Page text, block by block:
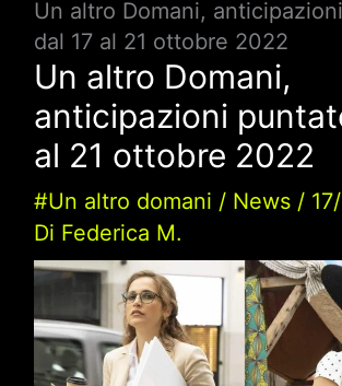
Un altro Domani,
dal 17 al 21 ottobre 2022
Un altro Domani,
anticipazioni
al 21 ottobre 2022
#Un altro domani / News/
Di Federica M.